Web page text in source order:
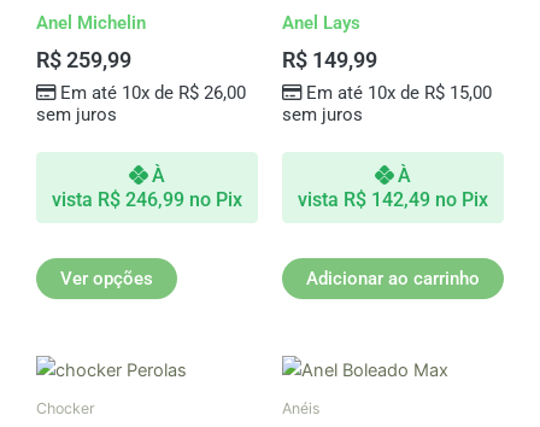
Anel Michelin
R$259,99
Em até 10x de R$26,00
sem juros
À
vista R$ 246,99 no Pix
Ver opções
As
podem
escolhidas
página
Anel Lays
R$ 149,99
Em até 10x de R$15,00
sem juros
À
vista R$ 142,49 no Pix
Adicionar ao carrinho
Chocker Anéis
Este